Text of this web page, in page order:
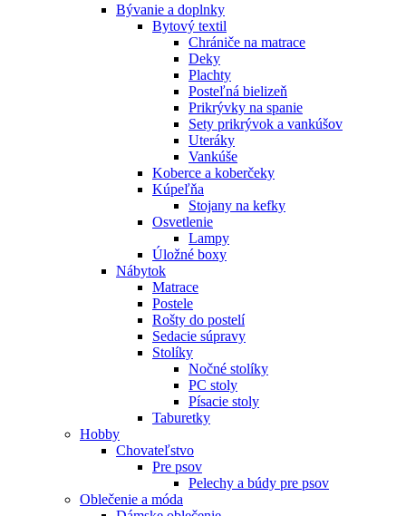
Bývanie a doplnky
Bytový textil
Chrániče na matrace
Deky
Plachty
Posteľná bielizeň
Prikrývky na spanie
Sety prikrývok a vankúšov
Uteráky
Vankúše
Koberce a koberčeky
Kúpeľňa
Stojany na kefky
Osvetlenie
Lampy
Úložné boxy
Nábytok
Matrace
Postele
Rošty do postelí
Sedacie súpravy
Stolíky
Nočné stolíky
PC stoly
Písacie stoly
Taburetky
Hobby
Chovateľstvo
Pre psov
Pelechy a búdy pre psov
Oblečenie a móda